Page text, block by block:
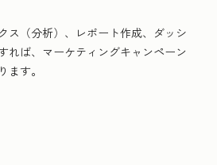
ス（分析）、レポート作成、ダッシ
れば、マーケティングキャンペーン
ます。